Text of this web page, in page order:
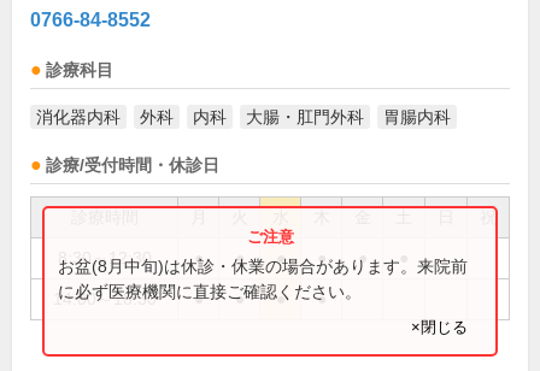
0766-84-8552
診療科目
消化器内科 外科 内科 大腸・肛門外科 胃腸内科
診療/受付時間・休診日
祝
8:30～12:30 ● ● ● ● ●
14:00～18:30 ● ● ● ●
お盆(8月中旬)は休診・休業の場合があります。来院前
に必ず医療機関に直接ご確認ください。
×閉じる